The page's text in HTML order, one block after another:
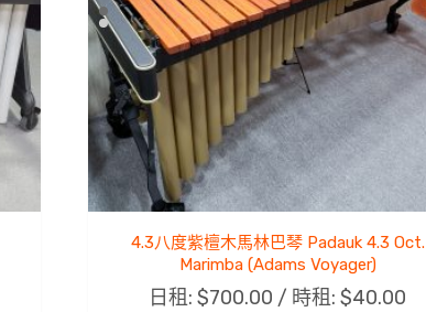
4.3八度紫檀木馬林巴琴 Padauk 4.3 Oct.
Marimba (Adams Voyager)
日租:$700.00 / 時租:$40.00